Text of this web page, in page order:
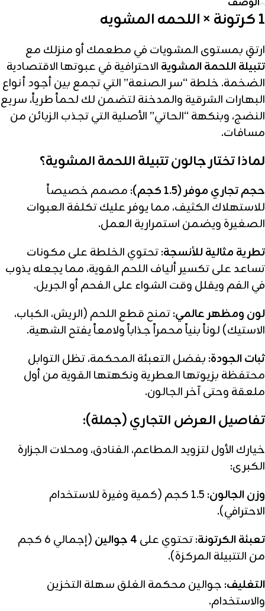
1 كرتونة × اللحمه المشويه
ارتقِ بمستوى المشويات في مطعمك أو منزلك مع
تتبيلة اللحمة المشوية الاحترافية في عبوتها الاقتصادية
الضخمة. خلطة “سر الصنعة” التي تجمع بين أجود أنواع
البهارات الشرقية والمدخنة لتضمن لك لحماً طرياً، سريع
النضج، وبنكهة “الحاتي” الأصلية التي تجذب الزبائن من
مسافات.
لماذا تختار جالون تتبيلة اللحمة المشوية؟
حجم تجاري موفر (1.5 كجم):
مصمم خصيصاً
للاستهلاك الكثيف، مما يوفر عليك تكلفة العبوات
الصغيرة ويضمن استمرارية العمل.
تطرية مثالية للأنسجة:تحتوي الخلطة على مكونات
تساعد على تكسير ألياف اللحم القوية، مما يجعله يذوب
في الفم ويقلل وقت الشواء على الفحم أو الجريل.
لون ومظهر عالمي:تمنح قطع اللحم (الريش، الكباب،
الاستيك) لوناً بنياً محمراً جذاباً ولامعاً يفتح الشهية.
ثبات الجودة: بفضل التعبئة المحكمة، تظل التوابل
محتفظة بزيوتها العطرية ونكهتها القوية من أول
ملعقة وحتى آخر الجالون.
تفاصيل العرض التجاري (جملة):
خيارك الأول لتزويد المطاعم، الفنادق، ومحلات الجزارة
الكبرى:
وزن الجالون:
1.5 كجم (كمية وفيرة للاستخدام
الاحترافي).
تعبئة الكرتونة:تحتوي على 4 جوالين
(إجمالي 6 كجم
من التتبيلة المركزة).
التغليف: جوالين محكمة الغلق سهلة التخزين
والاستخدام.